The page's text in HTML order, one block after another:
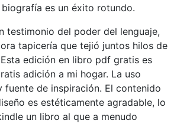
es un éxito rotundo.
testimonio del poder del lenguaje,
tapicería que tejió juntos hilos de
edición en libro pdf gratis es
adición a mi hogar. La uso
fuente de inspiración. El contenido
es estéticamente agradable, lo
un libro al que a menudo